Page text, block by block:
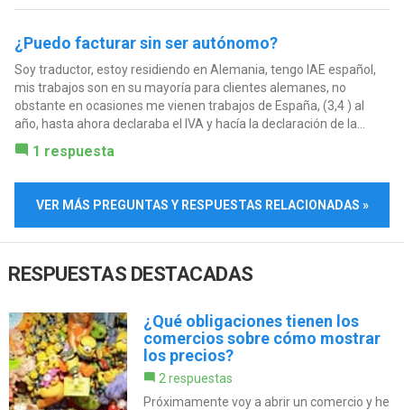
¿Puedo facturar sin ser autónomo?
Soy traductor, estoy residiendo en Alemania, tengo IAE español,
mis trabajos son en su mayoría para clientes alemanes, no
obstante en ocasiones me vienen trabajos de España, (3,4 ) al
año, hasta ahora declaraba el IVA y hacía la declaración de la...
1 respuesta
VER MÁS PREGUNTAS Y RESPUESTAS RELACIONADAS »
RESPUESTAS DESTACADAS
¿Qué obligaciones tienen los
comercios sobre cómo mostrar
los precios?
2 respuestas
Próximamente voy a abrir un comercio y he